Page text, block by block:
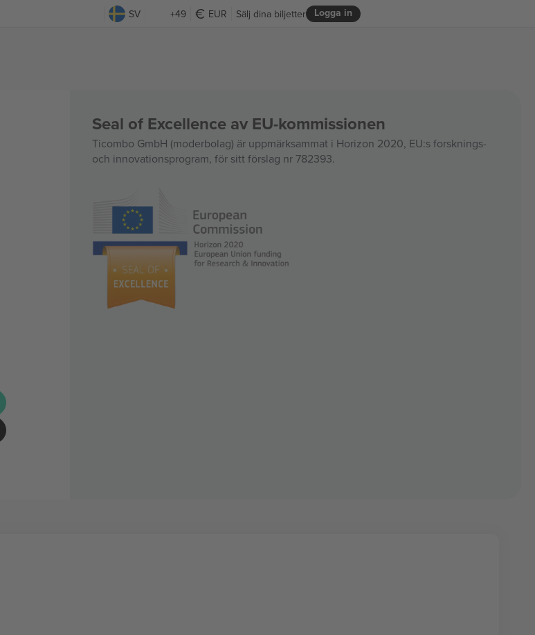
SV +49 EUR Logga in
Sälj dina biljetter
Seal of Excellence av EU-kommissionen
Ticombo GmbH (moderbolag) är uppmärksammat i Horizon 2020, EU:s forsknings-
och innovationsprogram, för sitt förslag nr 782393.